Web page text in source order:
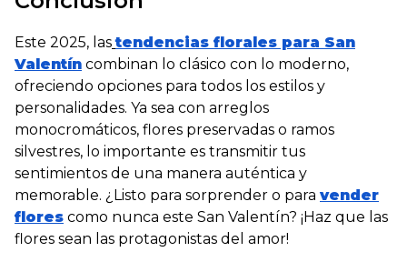
Este 2025, las tendencias florales para San
Valentín combinan lo clásico con lo moderno,
ofreciendo opciones para todos los estilos y
personalidades. Ya sea con arreglos
monocromáticos, flores preservadas o ramos
silvestres, lo importante es transmitir tus
sentimientos de una manera auténtica y
memorable. ¿Listo para sorprender o para vender
flores como nunca este San Valentín? ¡Haz que las
flores sean las protagonistas del amor!